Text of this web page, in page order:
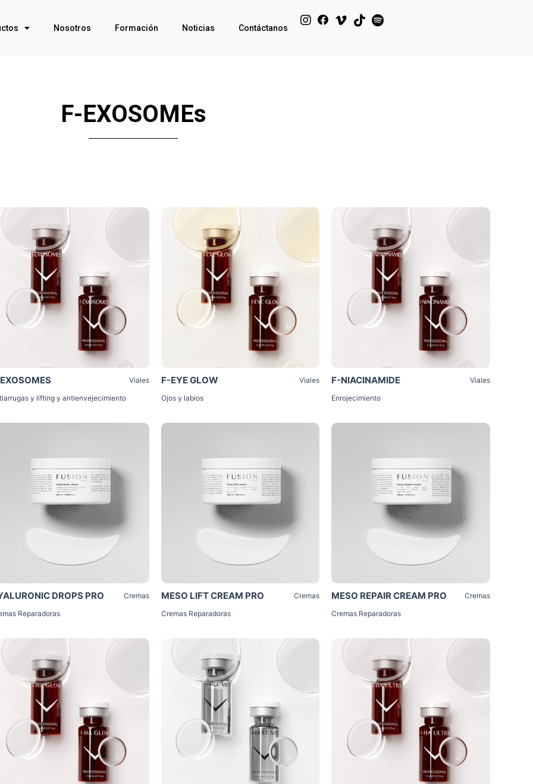
Nosotros Formación Noticias Contáctanos
F-EXOSOMEs
Viales
y lifting y antienvejecimiento
F-EYE GLOW
Viales
Ojos y labios
F-NIACINAMIDE
Viales
Enrojecimiento
DROPS PRO
Cremas
Reparadoras
MESO LIFT CREAM PRO
Cremas
Cremas Reparadoras
MESO REPAIR CREAM PRO
Cremas
Cremas Reparadoras